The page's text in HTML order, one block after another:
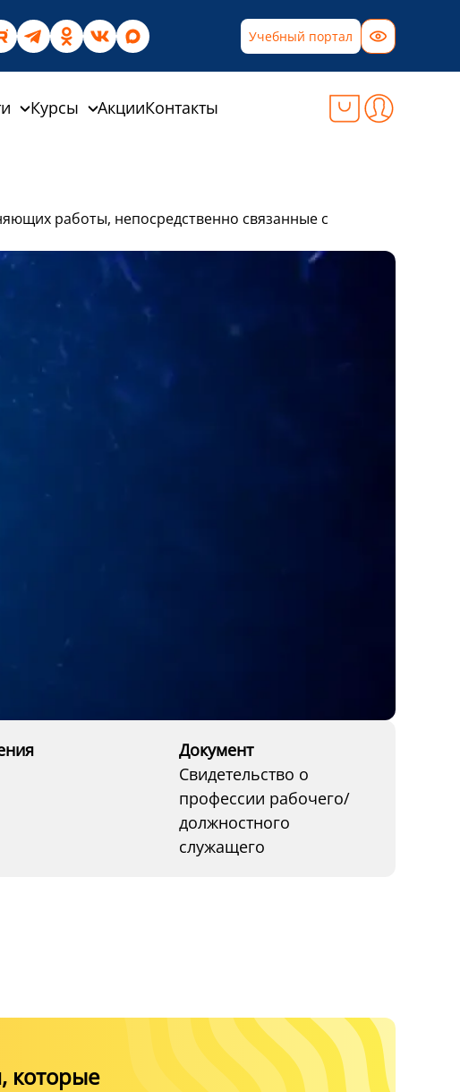
Учебный портал
Курсы АкцииКонтакты
работы, непосредственно связанные с
Документ
Свидетельство о
профессии рабочего/
должностного
служащего
которые